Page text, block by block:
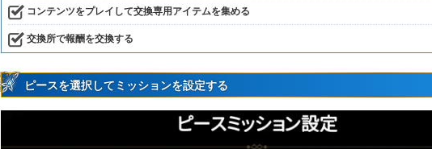
コンテンツをプレイして交換専用アイテムを集める
交換所で報酬を交換する
ピースを選択してミッションを設定する